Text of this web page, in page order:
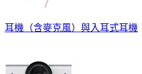
耳機（含麥克風）與入耳式耳機